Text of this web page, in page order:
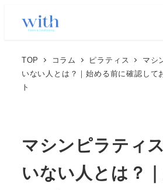
TOP コラム ピラティス
マシ
いない人とは？｜始める前に確認して
ト
マシンピラティ
いない人とは？